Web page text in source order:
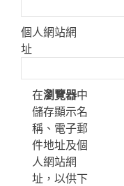
個人網站網
址
在瀏覽器中
儲存顯示名
稱、電子郵
件地址及個
人網站網
址，以供下